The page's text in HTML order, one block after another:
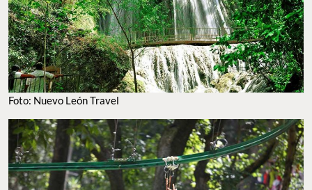
Foto: Nuevo León Travel